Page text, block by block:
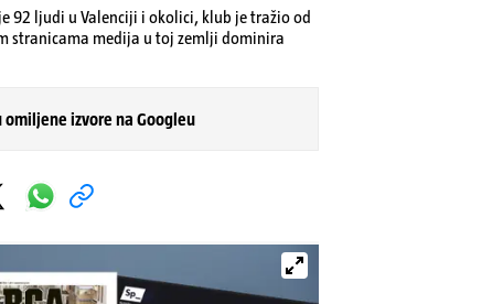
92 ljudi u Valenciji i okolici, klub je tražio od
stranicama medija u toj zemlji dominira
omiljene izvore na Googleu